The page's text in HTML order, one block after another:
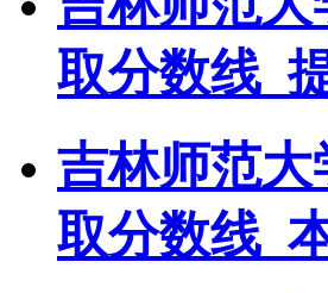
取分数线_
吉林师范大
取分数线_